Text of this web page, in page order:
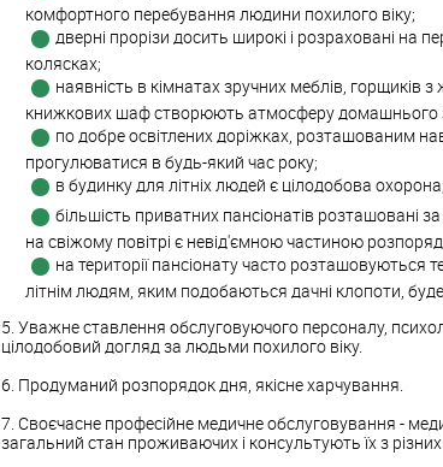
комфортного перебування людини похилого віку;
дверні прорізи досить широкі і розраховані на
колясках;
наявність в кімнатах зручних меблів, горщиків
книжкових шаф створюють атмосферу домашнього
по добре освітлених доріжках, розташованим
прогулюватися в будь-який час року;
в будинку для літніх людей є цілодобова охорона;
більшість приватних пансіонатів розташовані
на свіжому повітрі є невід'ємною частиною
на території пансіонату часто розташовуються
літнім людям, яким подобаються дачні клопоти,
5. Уважне ставлення обслуговуючого персоналу,
цілодобовий догляд за людьми похилого віку.
6. Продуманий розпорядок дня, якісне харчування.
7. Своєчасне професійне медичне обслуговування -
загальний стан проживаючих і консультують їх з